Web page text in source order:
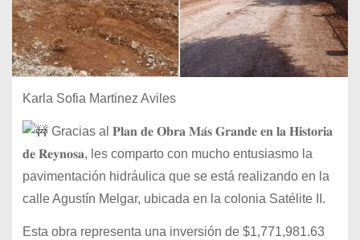
Karla Sofia Martinez Aviles
Gracias al 𝐏𝐥𝐚𝐧 𝐝𝐞 𝐎𝐛𝐫𝐚 𝐌𝐚́𝐬 𝐆𝐫𝐚𝐧𝐝𝐞 𝐞𝐧 𝐥𝐚 𝐇𝐢𝐬𝐭𝐨𝐫𝐢𝐚
𝐝𝐞 𝐑𝐞𝐲𝐧𝐨𝐬𝐚, les comparto con mucho entusiasmo la
pavimentación hidráulica que se está realizando en la
calle Agustín Melgar, ubicada en la colonia Satélite II.
Esta obra representa una inversión de $1,771,981.63